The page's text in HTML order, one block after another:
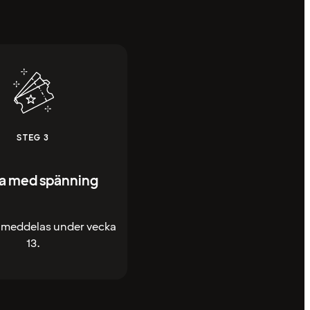
STEG 3
med spänning
under vecka
13.